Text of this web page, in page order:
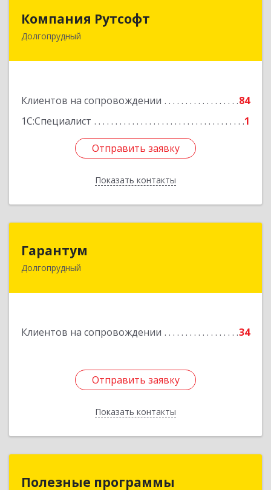
Компания Рутсофт
Долгопрудный
Клиентов на сопровождении
84
1С:Специалист
1
Отправить заявку
Показать контакты
Компания Рутсофт
141700, Московская обл, Долгопрудный г,
Отправить заявку
Назад
Гарантум
Долгопрудный
Клиентов на сопровождении 34
Отправить заявку
Показать контакты
141707, Московская обл, Долгопрудный г,
Отправить заявку
Назад
Полезные программы